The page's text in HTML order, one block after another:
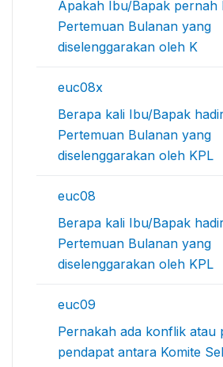
Apakah Ibu/Bapak pernah
Pertemuan Bulanan yang
diselenggarakan oleh K
euc08x
Berapa kali Ibu/Bapak
Pertemuan Bulanan yang
diselenggarakan oleh KPL
euc08
Berapa kali Ibu/Bapak
Pertemuan Bulanan yang
diselenggarakan oleh KPL
euc09
Pernakah ada konflik atau
pendapat antara Komite